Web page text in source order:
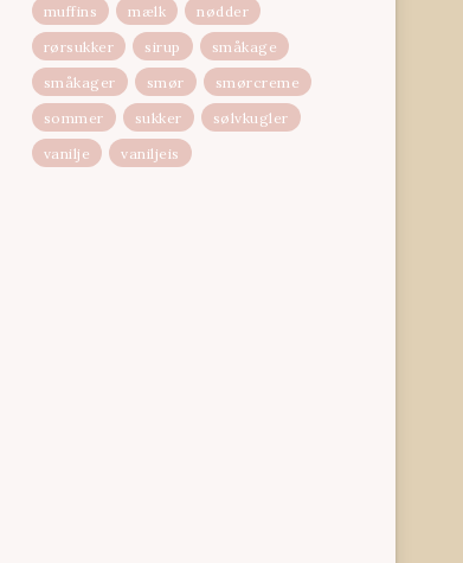
muffins
mælk
nødder
rørsukker
sirup
småkage
småkager
smør
smørcreme
sommer
sukker
sølvkugler
vanilje
vaniljeis